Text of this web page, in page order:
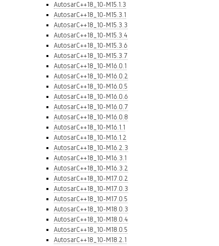
AutosarC++18_10-M15.1.3
AutosarC++18_10-M15.3.1
AutosarC++18_10-M15.3.3
AutosarC++18_10-M15.3.4
AutosarC++18_10-M15.3.6
AutosarC++18_10-M15.3.7
AutosarC++18_10-M16.0.1
AutosarC++18_10-M16.0.2
AutosarC++18_10-M16.0.5
AutosarC++18_10-M16.0.6
AutosarC++18_10-M16.0.7
AutosarC++18_10-M16.0.8
AutosarC++18_10-M16.1.1
AutosarC++18_10-M16.1.2
AutosarC++18_10-M16.2.3
AutosarC++18_10-M16.3.1
AutosarC++18_10-M16.3.2
AutosarC++18_10-M17.0.2
AutosarC++18_10-M17.0.3
AutosarC++18_10-M17.0.5
AutosarC++18_10-M18.0.3
AutosarC++18_10-M18.0.4
AutosarC++18_10-M18.0.5
AutosarC++18_10-M18.2.1